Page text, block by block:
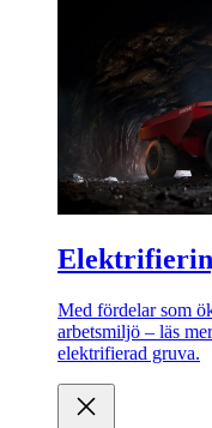
Med fördelar som
arbetsmiljö – läs
elektrifierad gruva.